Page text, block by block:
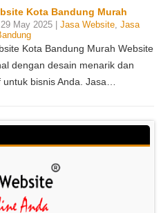
Kota Bandung Murah
May 2025 | Jasa Website, Jasa
Kota Bandung Murah Website
dengan desain menarik dan
untuk bisnis Anda. Jasa…